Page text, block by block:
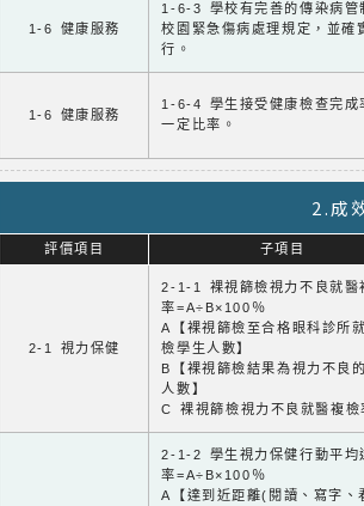
1-6 健康服務
1-6-3 學校有完善的傳染病管
校園緊急傷病處理規定，並確
行。
1-6 健康服務
1-6-4 學生接受健康檢查完成
一定比率。
2.成
評價項目 子項目
2-1 視力保健
2-1-1 裸視篩檢視力不良就醫
率=A÷B×100％
A【裸視篩檢至合格眼科診所
檢學生人數】
B【裸視篩檢結果為視力不良
人數】
C 裸視篩檢視力不良就醫複檢
2-1-2 學生視力保健行動平均
率=A÷B×100％
A【達到近距離(閱讀、寫字、